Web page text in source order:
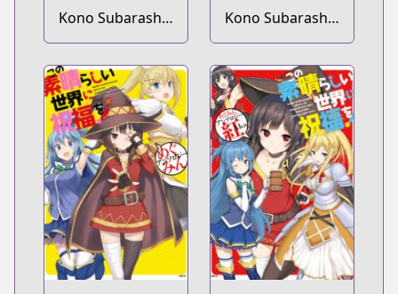
Kono Subarashii
Sekai ni Nichijou
wo!
Kono Subarashii
Sekai ni
Shukufuku wo!
Extra: Ano
Orokamono ni
mo Kyakkou wo!